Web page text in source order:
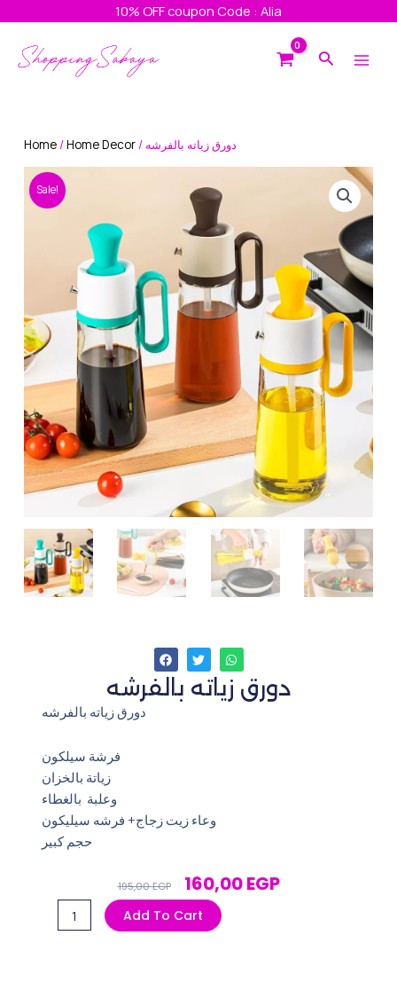
content
10% OFF coupon Code : Alia
Search
دورق زياته بالفرشه
دورق زياته بالفرشه
فرشة سيلكون
زياتة بالخزان
وعلبة بالغطاء
وعاء زيت زجاج+ فرشه سيليكون
حجم كبير
195,00EGP Original
Price
Was:
160,00EGPCurrent
Add To Cart
Home/Home Decor / دورق زياته بالفرشه
Sale!